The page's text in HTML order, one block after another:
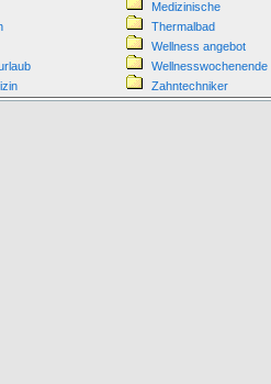
Medizinische
Thermalbad
Wellness angebot
Wellnesswochenende
Zahntechniker